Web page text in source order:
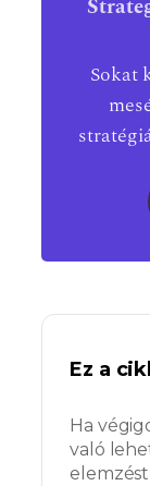
Sokat
Ez a
Ha
való
elemzést